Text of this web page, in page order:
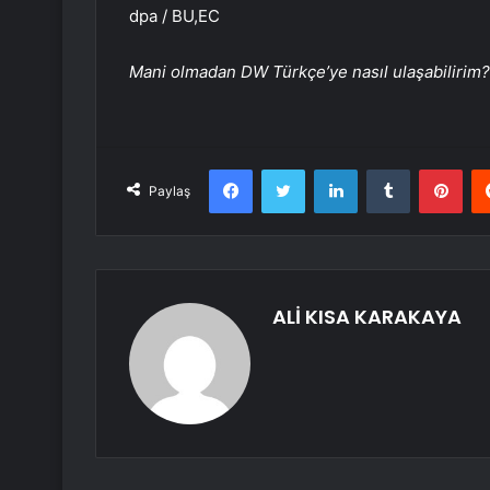
dpa / BU,EC
Mani olmadan DW Türkçe’ye nasıl ulaşabilirim?
Paylaş
FacebookTwitter LinkedInTumblr
ALİ KISA KARAKAYA